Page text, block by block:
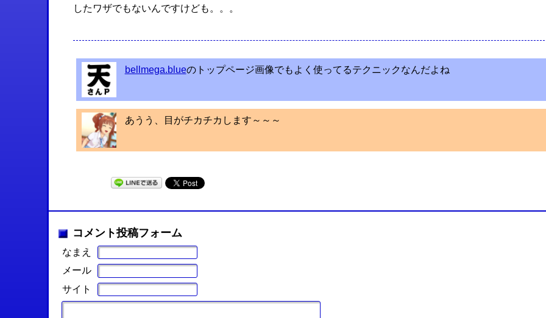
したワザでもないんですけども。。。
bellmega.blueのトップページ画像でもよく使ってるテクニックなんだよね
あうう、目がチカチカします～～～
コメント投稿フォーム
なまえ
メール
サイト